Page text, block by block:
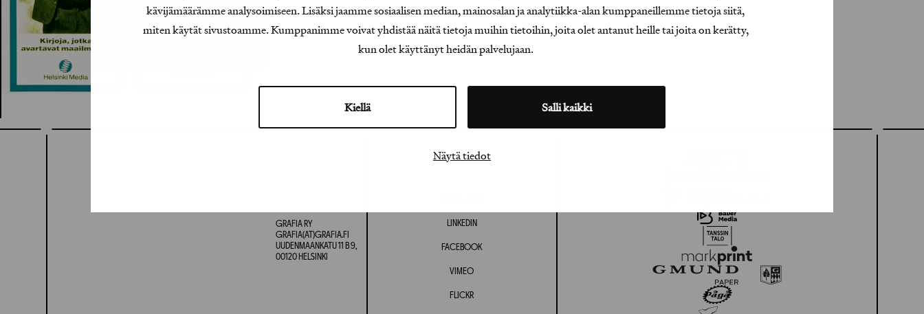
kävijämäärämme analysoimiseen. Lisäksi jaamme sosiaalisen median, mainosalan ja analytiikka-alan kumppaneillemme tietoja siitä,
miten käytät sivustoamme. Kumppanimme voivat yhdistää näitä tietoja muihin tietoihin, joita olet antanut heille tai joita on kerätty,
kun olet käyttänyt heidän palvelujaan.
Kiellä Salli kaikki
Näytä tiedot
GRAFIA RY
GRAFIA(AT)GRAFIA.FI
UUDENMAANKATU 11 B 9,
00120 HELSINKI
LINKEDIN
FACEBOOK
VIMEO
FLICKR